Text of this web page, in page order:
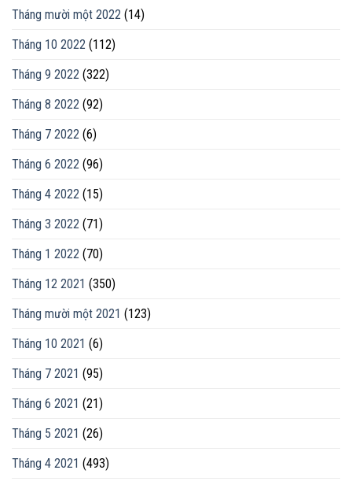
Tháng mười một 2022 (14)
Tháng 10 2022 (112)
Tháng 9 2022 (322)
Tháng 8 2022 (92)
Tháng 7 2022 (6)
Tháng 6 2022 (96)
Tháng 4 2022 (15)
Tháng 3 2022 (71)
Tháng 1 2022 (70)
Tháng 12 2021 (350)
Tháng mười một 2021 (123)
Tháng 10 2021 (6)
Tháng 7 2021 (95)
Tháng 6 2021 (21)
Tháng 5 2021 (26)
Tháng 4 2021 (493)